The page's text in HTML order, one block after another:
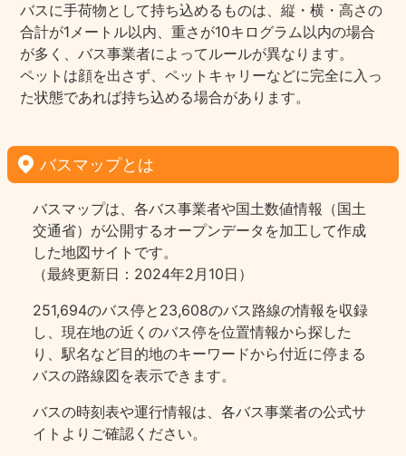
バスに手荷物として持ち込めるものは、縦・横・高さの
合計が1メートル以内、重さが10キログラム以内の場合
が多く、バス事業者によってルールが異なります。
ペットは顔を出さず、ペットキャリーなどに完全に入っ
た状態であれば持ち込める場合があります。
バスマップとは
バスマップは、各バス事業者や国土数値情報（国土
交通省）が公開するオープンデータを加工して作成
した地図サイトです。
（最終更新日：2024年2月10日）
251,694のバス停と23,608のバス路線の情報を収録
し、現在地の近くのバス停を位置情報から探した
り、駅名など目的地のキーワードから付近に停まる
バスの路線図を表示できます。
バスの時刻表や運行情報は、各バス事業者の公式サ
イトよりご確認ください。